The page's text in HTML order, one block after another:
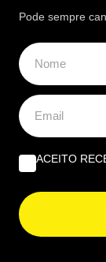
Nem
diz que
está nos
Pode sempre
ACEITO